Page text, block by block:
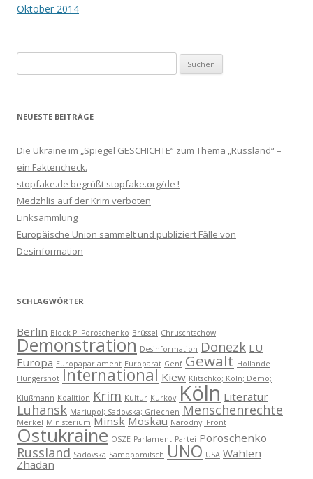
Oktober 2014
nach:
NEUESTE BEITRÄGE
Die Ukraine im „Spiegel GESCHICHTE“ zum Thema „Russland“ –
ein Faktencheck.
stopfake.de begrüßt stopfake.org/de !
Medzhlis auf der Krim verboten
Linksammlung
Europäische Union sammelt und publiziert Fälle von
Desinformation
SCHLAGWÖRTER
Berlin Block P. Poroschenko Brüssel Chruschtschow
Demonstration Desinformation Donezk EU
Europa Europaparlament Europarat Genf Gewalt Hollande
Hungersnot International Kiew Klitschko; Köln; Demo;
Klußmann Koalition Krim Kultur Kurkov Köln Literatur
Luhansk Mariupol; Sadovska; Griechen Menschenrechte
Merkel Ministerium Minsk Moskau Narodnyj Front
Ostukraine OSZE Parlament Partei Poroschenko
Russland Sadovska Samopomitsch UNO USA Wahlen
Zhadan